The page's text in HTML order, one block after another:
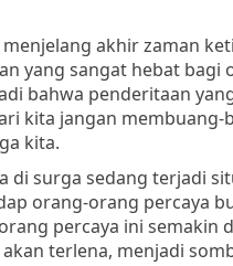
akhir zaman
yang sangat hebat bagi
bahwa penderitaan
kita jangan
kita.
surga sedang terjadi
orang-orang percaya
percaya ini semakin
terlena, menjadi